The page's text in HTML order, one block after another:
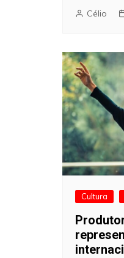
Célio
Cultura